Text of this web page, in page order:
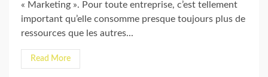
« Marketing ». Pour toute entreprise, c’est tellement
important qu’elle consomme presque toujours plus de
ressources que les autres...
Read More